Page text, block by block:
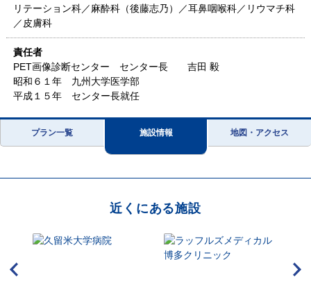
リテーション科／麻酔科（後藤志乃）／耳鼻咽喉科／リウマチ科
／皮膚科
責任者
PET画像診断センター センター長 吉田 毅
昭和６１年 九州大学医学部
平成１５年 センター長就任
プラン一覧 施設情報 地図・アクセス
近くにある施設